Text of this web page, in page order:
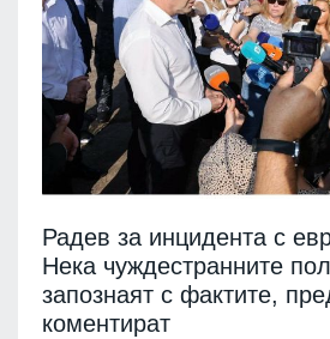
Радев за инцидента с
Нека чуждестранните
запознаят с фактите,
коментират